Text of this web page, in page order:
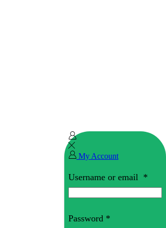
My Account
Username or email *
Password *